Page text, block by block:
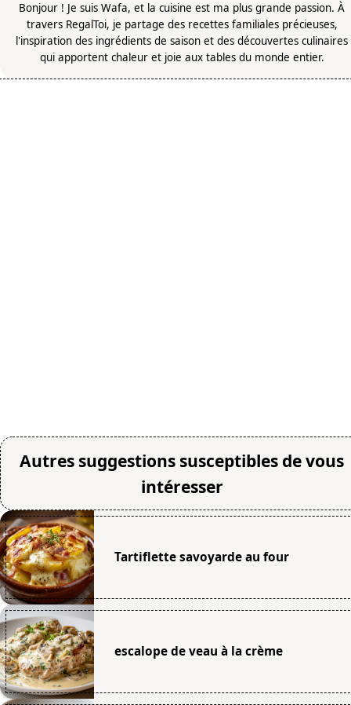
Bonjour ! Je suis Wafa, et la cuisine est ma plus grande passion. À
travers RegalToi, je partage des recettes familiales précieuses,
l'inspiration des ingrédients de saison et des découvertes culinaires
qui apportent chaleur et joie aux tables du monde entier.
Autres suggestions susceptibles de vous
intéresser
Tartiflette savoyarde au four
escalope de veau à la crème